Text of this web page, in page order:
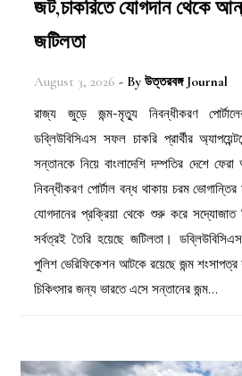
জট,চাকরিতে যোগদান থেকে
জটিলতা
August 3, 2026 - By উত্তরবঙ্গ Journal
রাজ্য জুড়ে জন্ম-মৃত্যু নিবন্ধীকরণ পোর্টালের জট, চূড়ান্ত ভোগান্তি,
ডব্লিউবিসিএস সফল চাকরি প্রার্থীর
সন্তানকে নিয়ে বাংলাদেশি দম্পতির দেশে
নিবন্ধীকরণ পোর্টাল বন্ধ থাকায় চরম
যোগদানের প্রক্রিয়া থেকে শুরু করে সদ্যোজাত
সর্বত্রই তৈরি হয়েছে জটিলতা।
পুলিশ ভেরিফিকেশন আটকে রয়েছে জন্ম
চিকিৎসার জন্য ভারতে এসে সন্তানের জন্ম…